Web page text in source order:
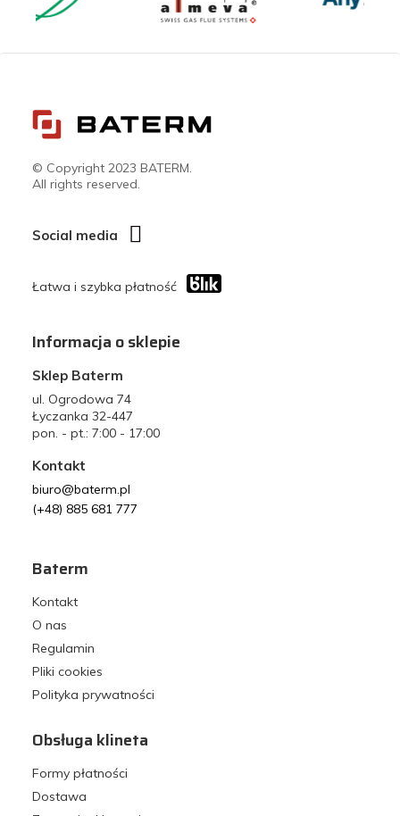
© Copyright 2023 BATERM.
All rights reserved.
Social media
Łatwa i szybka płatność
Informacja o sklepie
Sklep Baterm
ul. Ogrodowa 74
Łyczanka 32-447
pon. - pt.: 7:00 - 17:00
Kontakt
biuro@baterm.pl
(+48) 885 681 777
Baterm
Kontakt
O nas
Regulamin
Pliki cookies
Polityka prywatności
Obsługa klineta
Formy płatności
Dostawa